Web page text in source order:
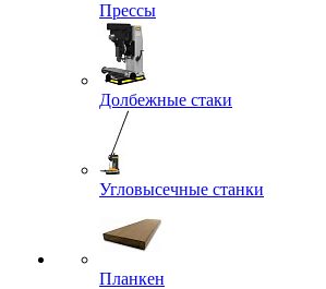
Прессы
Долбежные стаки
Угловысечные станки
Планкен